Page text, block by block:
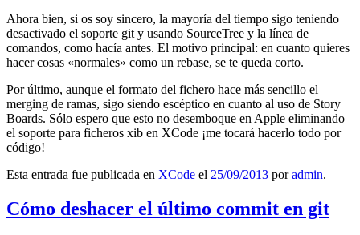
Ahora bien, si os soy sincero, la mayoría del tiempo sigo teniendo
desactivado el soporte git y usando SourceTree y la línea de
comandos, como hacía antes. El motivo principal: en cuanto quieres
hacer cosas «normales» como un rebase, se te queda corto.
Por último, aunque el formato del fichero hace más sencillo el
merging de ramas, sigo siendo escéptico en cuanto al uso de Story
Boards. Sólo espero que esto no desemboque en Apple eliminando
el soporte para ficheros xib en XCode ¡me tocará hacerlo todo por
código!
Esta entrada fue publicada en XCode el 25/09/2013 poradmin.
Cómo deshacer el último commit en git